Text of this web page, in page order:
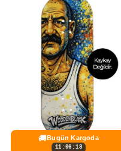
🚚Bugün Kargoda
11:06:16